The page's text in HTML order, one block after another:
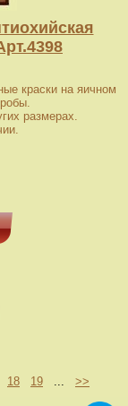
краски на яичном
размерах.
18 19 ... >>